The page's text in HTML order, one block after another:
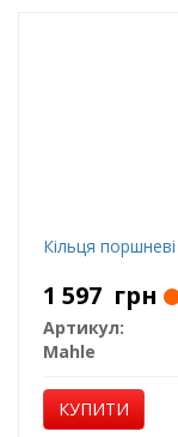
Кільця поршневі
1 597 грн
Артикул:
Mahle
КУПИТИ